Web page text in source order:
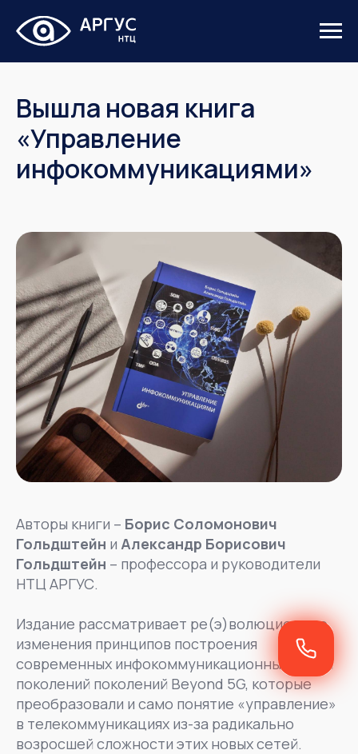
Вышла новая книга
«Управление
инфокоммуникациями»
Авторы книги – Борис Соломонович
Гольдштейн и Александр Борисович
Гольдштейн – профессора и руководители
НТЦ АРГУС.
Издание рассматривает ре(э)волюционные
изменения принципов построения
современных инфокоммуникационных сетей
поколений поколений Beyond 5G, которые
преобразовали и само понятие «управление»
в телекоммуникациях из-за радикально
возросшей сложности этих новых сетей.